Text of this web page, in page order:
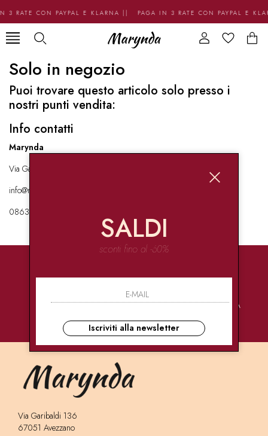
3 RATE CON PAYPAL E KLARNA || PAGA IN 3 RATE CON PAYPAL E
Solo in negozio
Puoi trovare questo articolo solo presso i
nostri punti vendita:
Info contatti
Marynda
Via Garibaldi 136 67051 Avezzano
info@marynda.com
08631871946
PAGAMENTI
CONSEGNE
ULTRA RAPIDE
ASSISTENZA
Via Garibaldi 136
67051 Avezzano
SALDI
sconti fino al -60%
Iscriviti alla newsletter